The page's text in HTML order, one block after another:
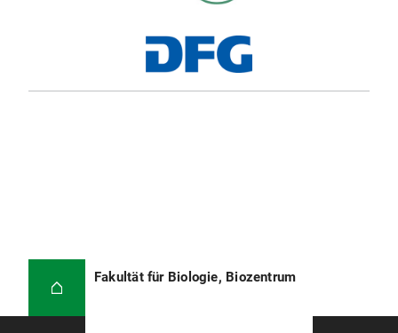
Fakultät für Biologie, Biozentrum